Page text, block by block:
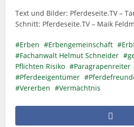
Text und Bilder: Pferdeseite.TV –
Schnitt: Pferdeseite.TV – Maik
Erben Erbengemeinschaft
Fachanwalt Helmut Schneider
Pflichten Risiko
Paragrapenreiter
Pferdeeigentümer
Vererben
Vermächtnis